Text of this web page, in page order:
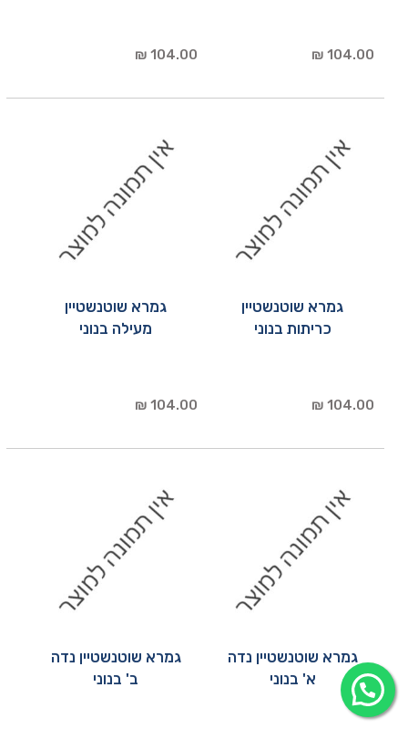
104.00 ₪
104.00 ₪
גמרא שוטנשטיין
כריתות בנוני
104.00 ₪
גמרא שוטנשטיין
מעילה בנוני
104.00 ₪
גמרא שוטנשטיין נדה
א' בנוני
גמרא שוטנשטיין נדה
ב' בנוני